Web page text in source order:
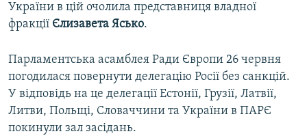
України в цій очолила представниця владної
фракції Єлизавета Ясько.
Парламентська асамблея Ради Європи 26 червня
погодилася повернути делегацію Росії без санкцій.
У відповідь на це делегації Естонії, Грузії, Латвії,
Литви, Польщі, Словаччини та України в ПАРЄ
покинули зал засідань.